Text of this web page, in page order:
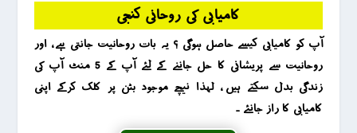
کامیابی کی روحانی کنجی
آپ کو کامیابی کیسے حاصل ہوگی ؟ یہ بات روحانیت جانتی ہے ، اور
روحانیت سے پریشانی کا حل جاننے کے لئے آپ کے 5 منٹ آپ کی
زندگی بدل سکتے ہیں ، لہذا نیچے موجود بٹن پر کلک کرکے اپنی
کامیابی کا راز جانئے ۔